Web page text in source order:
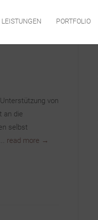
LEISTUNGEN PORTFOLIO
von
an die
selbst
read more →